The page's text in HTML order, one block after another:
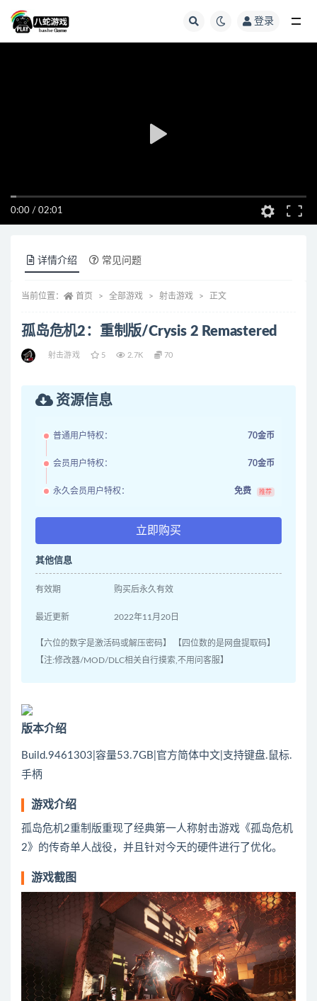
登录
0:00 / 02:01
详情介绍 常见问题
当前位置： 首页 全部游戏 射击游戏 正文
孤岛危机2：重制版/Crysis 2 Remastered
射击游戏 5 2.7K 70
资源信息
普通用户特权： 70金币
会员用户特权： 70金币
永久会员用户特权： 免费 推荐
立即购买
其他信息
有效期 购买后永久有效
最近更新 2022年11月20日
【六位的数字是激活码或解压密码】 【四位数的是网盘提取码】
【注:修改器/MOD/DLC相关自行摸索,不用问客服】
版本介绍
Build.9461303|容量53.7GB|官方简体中文|支持键盘.鼠标.
手柄
游戏介绍
孤岛危机2重制版重现了经典第一人称射击游戏《孤岛危机
2》的传奇单人战役，并且针对今天的硬件进行了优化。
游戏截图